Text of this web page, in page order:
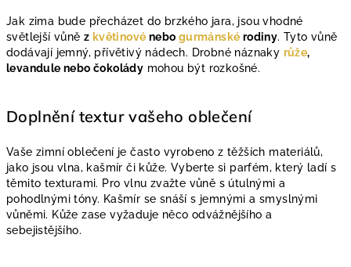
Jak zima bude přecházet do brzkého jara, jsou vhodné
světlejší vůněz květinové nebo gurmánské rodiny. Tyto vůně
dodávají jemný, přívětivý nádech. Drobné náznaky růže,
levandule nebo čokolády mohou být rozkošné.
Doplnění textur vašeho oblečení
Vaše zimní oblečení je často vyrobeno z těžších materiálů,
jako jsou vlna, kašmír či kůže. Vyberte si parfém, který ladí s
těmito texturami. Pro vlnu zvažte vůně s útulnými a
pohodlnými tóny. Kašmír se snáší s jemnými a smyslnými
vůněmi. Kůže zase vyžaduje něco odvážnějšího a
sebejistějšího.